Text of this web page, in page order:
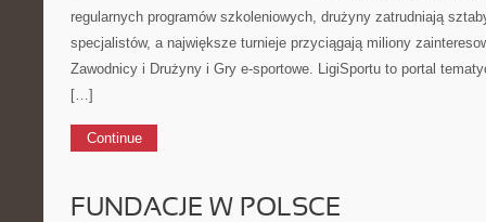
regularnych programów szkoleniowych, drużyny zatrudniają
specjalistów, a największe turnieje przyciągają miliony
Zawodnicy i Drużyny i Gry e-sportowe. LigiSportu to portal
[…]
Continue
FUNDACJE W POLSCE